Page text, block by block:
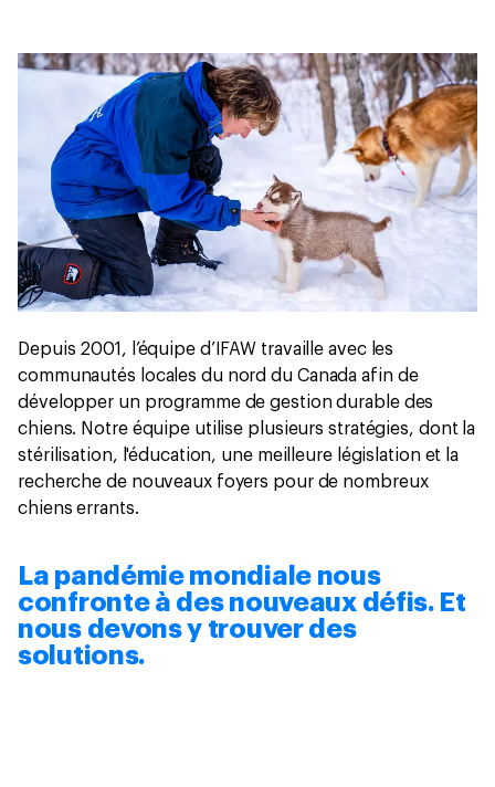
Depuis 2001, l’équipe d’IFAW travaille avec les
communautés locales du nord du Canada afin de
développer un programme de gestion durable des
chiens. Notre équipe utilise plusieurs stratégies, dont la
stérilisation, l'éducation, une meilleure législation et la
recherche de nouveaux foyers pour de nombreux
chiens errants.
La pandémie mondiale nous
confronte à des nouveaux défis. Et
nous devons y trouver des
solutions.